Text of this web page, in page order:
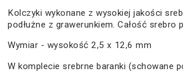
Kolczyki wykonane z wysokiej jakości
podłużne z grawerunkiem. Całość srebro
Wymiar - wysokość 2,5 x 12,6 mm
W komplecie srebrne baranki (schowane